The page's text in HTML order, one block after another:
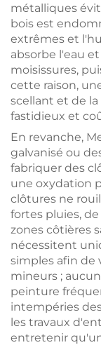
métalliques
bois est
extrêmes et
absorbe l'eau
moisissures,
cette raison,
scellant et de la
fastidieux et
En revanche,
galvanisé ou
fabriquer des
une oxydation
clôtures ne
fortes pluies,
zones côtières
nécessitent
simples afin de
mineurs ;
peinture
intempéries
les travaux
entretenir